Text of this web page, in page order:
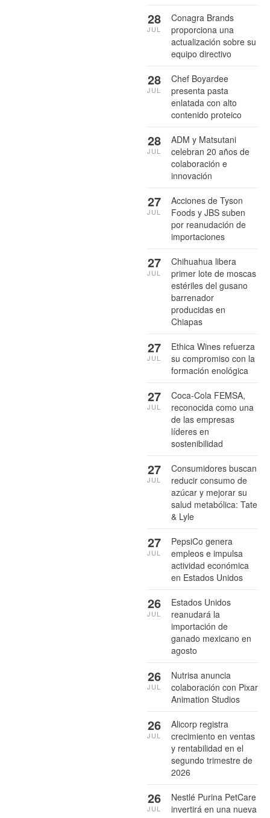
Conagra Brands
proporciona una
actualización sobre su
equipo directivo
28
JUL
Chef Boyardee
presenta pasta
enlatada con alto
contenido proteico
28
JUL
ADM y Matsutani
celebran 20 años de
colaboración e
innovación
28
JUL
Acciones de Tyson
Foods y JBS suben
por reanudación de
importaciones
27
JUL
Chihuahua libera
primer lote de moscas
estériles del gusano
barrenador
producidas en
Chiapas
27
JUL
Ethica Wines refuerza
su compromiso con la
formación enológica
27
JUL
Coca-Cola FEMSA,
reconocida como una
de las empresas
líderes en
sostenibilidad
27
JUL
Consumidores buscan
reducir consumo de
azúcar y mejorar su
salud metabólica: Tate
& Lyle
27
JUL
PepsiCo genera
empleos e impulsa
actividad económica
en Estados Unidos
27
JUL
Estados Unidos
reanudará la
importación de
ganado mexicano en
agosto
26
JUL
Nutrisa anuncia
colaboración con Pixar
Animation Studios
26
JUL
Alicorp registra
crecimiento en ventas
y rentabilidad en el
segundo trimestre de
2026
26
JUL
Nestlé Purina PetCare
invertirá en una nueva
26
JUL